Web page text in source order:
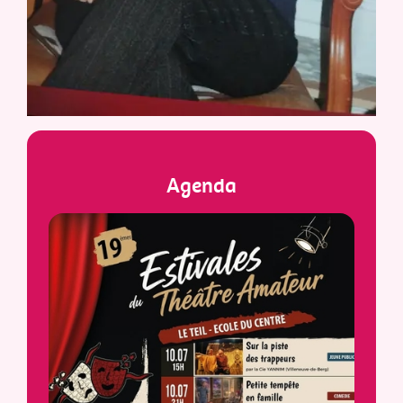
Agenda